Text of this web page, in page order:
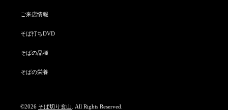
ご来店情報
そば打ちDVD
そばの品種
そばの栄養
©2026 そば切り玄山 . All Rights Reserved.